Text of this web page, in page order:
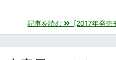
記事を読む [2017年発売